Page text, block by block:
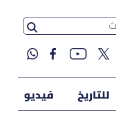
للتاريخ فيديو